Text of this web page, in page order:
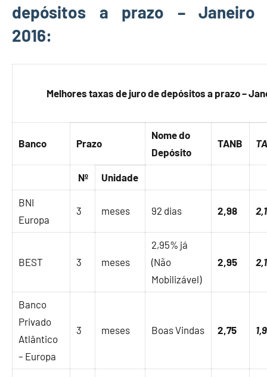
depósitos a prazo – Janeiro
2016:
Melhores taxas de juro de depósitos a prazo –
Banco Prazo
Nome do
Depósito
TANB
Nº Unidade
BNI
Europa
3 meses 92 dias 2,98
BEST 3 meses
2,95% já
(Não
Mobilizável)
2,95
Banco
Privado
Atlântico
– Europa
3 meses Boas Vindas 2,75